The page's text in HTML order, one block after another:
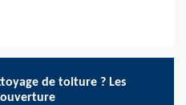
de toiture ? Les